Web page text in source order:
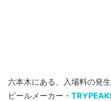
六本木にある、入場料の発
ビールメーカー・